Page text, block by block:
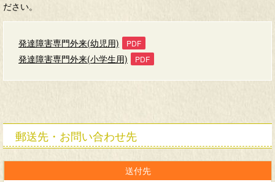
ださい。
発達障害専門外来(幼児用)
発達障害専門外来(小学生用)
郵送先・お問い合わせ先